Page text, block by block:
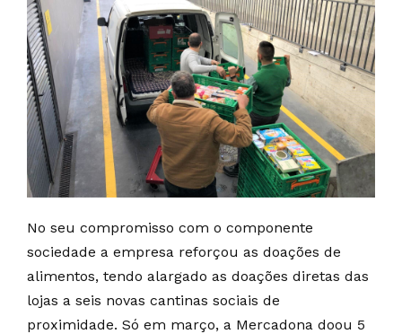
No seu compromisso com o componente
sociedade a empresa reforçou as doações de
alimentos, tendo alargado as doações diretas das
lojas a seis novas cantinas sociais de
proximidade. Só em março, a Mercadona doou 5